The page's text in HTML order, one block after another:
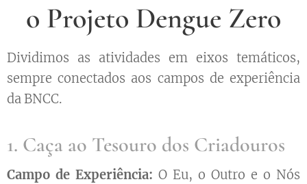
o Projeto Dengue Zero
Dividimos as atividades em eixos temáticos,
sempre conectados aos campos de experiência
da BNCC.
1. Caça ao Tesouro dos Criadouros
Campo de Experiência: O Eu, o Outro e o Nós